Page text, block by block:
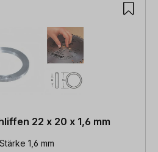
22 x 20 x 1,6 mm
1,6 mm